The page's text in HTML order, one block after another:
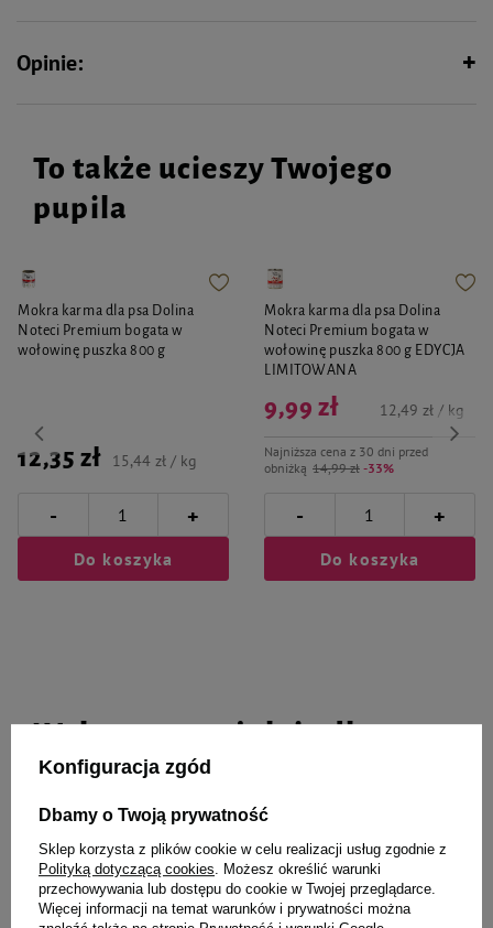
Sposób użycia
Uwagi
W razie konieczności zasięgnięcia porady lekarza, należy pokazać pojemnik
wystąpienie reakcji alergicznej.
Skład
Aqua, PEG-40 Hydrogenated Castrol Oil, Parfum, Sodium Benzoate.
Opinie:
To także ucieszy Twojego
pupila
Mokra karma dla psa Dolina
Noteci Premium bogata w
wołowinę puszka 800 g
12,35 zł 15,44 zł / kg
- +
Do koszyka
Mokra karma dla psa Dolina
Noteci Premium bogata w
wołowinę puszka 800 g EDYCJA
LIMITOWANA
Najniższa cena z 30 dni przed
obniżką 14,99 zł -33%
9,99 zł 12,49 zł / kg
- +
Do koszyka
Wybrane specjalnie dla
Ciebie i Twojego czworonoga
Zolux Anah obcinacz do pazurów
dla psa duży
Over Zoo Go off Dog preparat
odstraszający psy 125 ml
Konfiguracja zgód
Dbamy o Twoją prywatność
Sklep korzysta z plików cookie w celu realizacji usług zgodnie z
Polityką dotyczącą cookies. Możesz określić warunki
przechowywania lub dostępu do cookie w Twojej przeglądarce.
Więcej informacji na temat warunków i prywatności można